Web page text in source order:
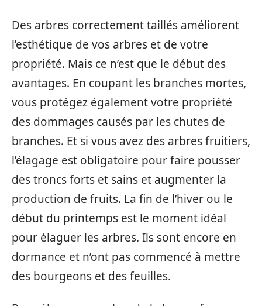
Des arbres correctement taillés améliorent
l’esthétique de vos arbres et de votre
propriété. Mais ce n’est que le début des
avantages. En coupant les branches mortes,
vous protégez également votre propriété
des dommages causés par les chutes de
branches. Et si vous avez des arbres fruitiers,
l’élagage est obligatoire pour faire pousser
des troncs forts et sains et augmenter la
production de fruits. La fin de l’hiver ou le
début du printemps est le moment idéal
pour élaguer les arbres. Ils sont encore en
dormance et n’ont pas commencé à mettre
des bourgeons et des feuilles.